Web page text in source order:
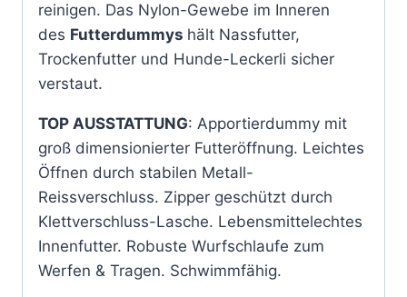
reinigen. Das Nylon-Gewebe im Inneren
des Futterdummys hält Nassfutter,
Trockenfutter und Hunde-Leckerli sicher
verstaut.
TOP AUSSTATTUNG: Apportierdummy mit
groß dimensionierter Futteröffnung. Leichtes
Öffnen durch stabilen Metall-
Reissverschluss. Zipper geschützt durch
Klettverschluss-Lasche. Lebensmittelechtes
Innenfutter. Robuste Wurfschlaufe zum
Werfen & Tragen. Schwimmfähig.